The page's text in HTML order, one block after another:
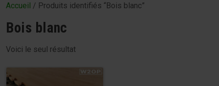
Accueil / Produits identifiés “Bois blanc”
Bois blanc
Voici le seul résultat